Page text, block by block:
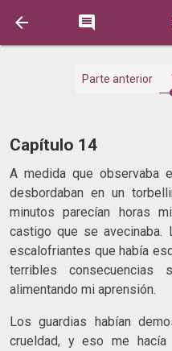
 
Parte anterior
Capítulo 14
A medida que observaba
desbordaban en un
minutos parecían horas
castigo que se
escalofriantes que había
terribles
alimentando mi aprensión.
Los guardias habían
crueldad, y eso me hacía